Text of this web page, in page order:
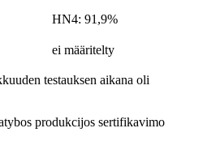
HN4: 91,9%
ei määritelty
testauksen aikana oli
produkcijos sertifikavimo